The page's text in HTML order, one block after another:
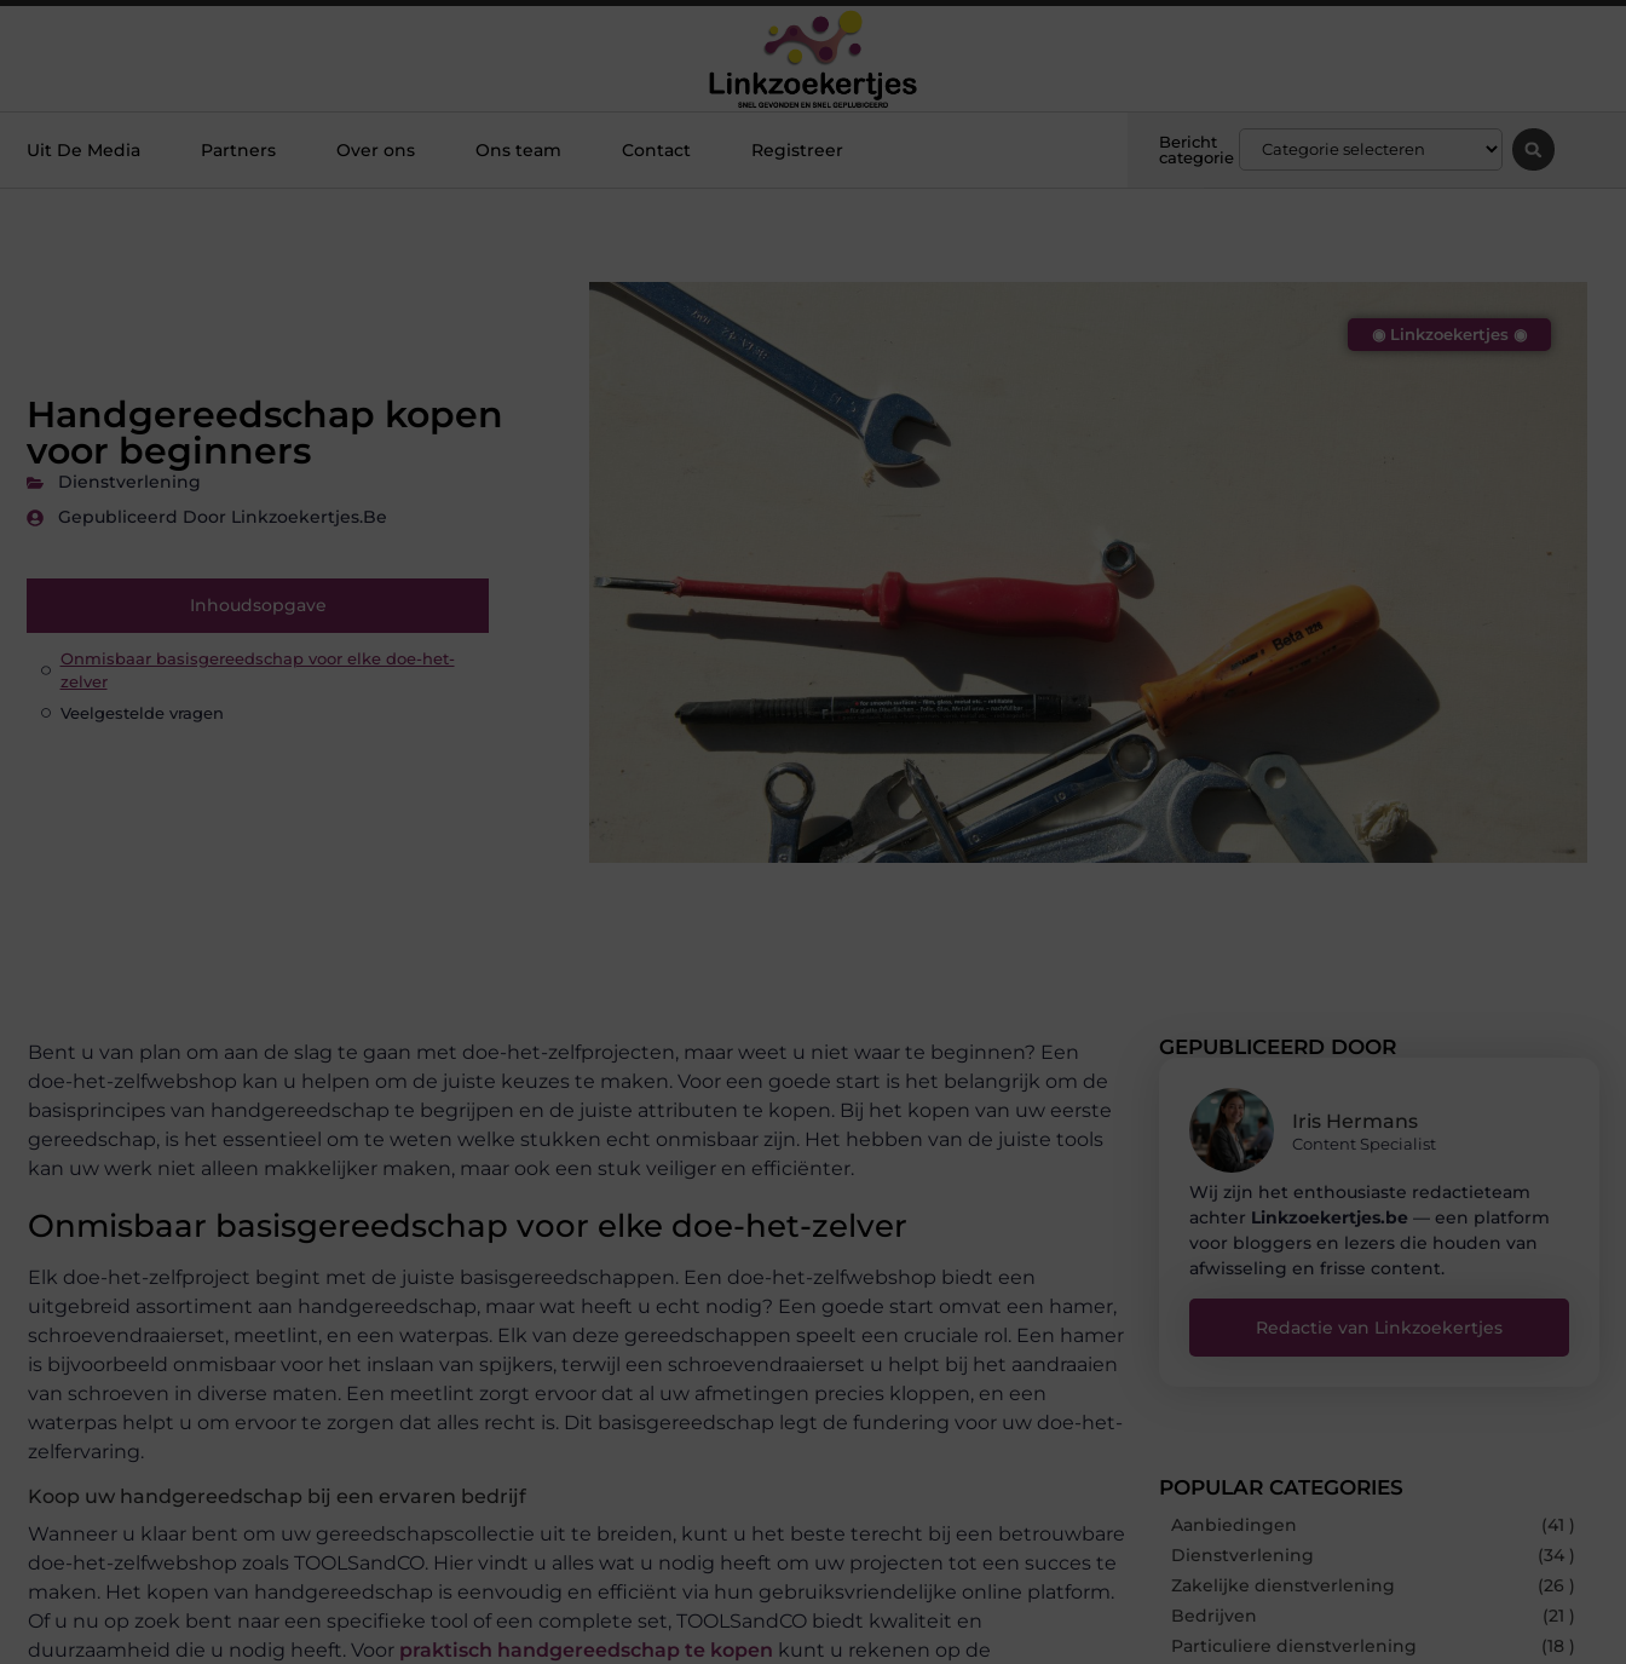
Uit De Media Partners Over ons Ons team Contact Registreer
Bericht
categorie
Handgereedschap kopen
voor beginners
Dienstverlening
Gepubliceerd Door Linkzoekertjes.be
Inhoudsopgave
Onmisbaar basisgereedschap voor elke doe-het-
zelver
Veelgestelde vragen
◉ Linkzoekertjes ◉
Bent u van plan om aan de slag te gaan met doe-het-zelfprojecten, maar weet u niet waar te beginnen? Een
doe-het-zelfwebshop kan u helpen om de juiste keuzes te maken. Voor een goede start is het belangrijk om de
basisprincipes van handgereedschap te begrijpen en de juiste attributen te kopen. Bij het kopen van uw eerste
gereedschap, is het essentieel om te weten welke stukken echt onmisbaar zijn. Het hebben van de juiste tools
kan uw werk niet alleen makkelijker maken, maar ook een stuk veiliger en efficiënter.
Onmisbaar basisgereedschap voor elke doe-het-zelver
Elk doe-het-zelfproject begint met de juiste basisgereedschappen. Een doe-het-zelfwebshop biedt een
uitgebreid assortiment aan handgereedschap, maar wat heeft u echt nodig? Een goede start omvat een hamer,
schroevendraaierset, meetlint, en een waterpas. Elk van deze gereedschappen speelt een cruciale rol. Een hamer
is bijvoorbeeld onmisbaar voor het inslaan van spijkers, terwijl een schroevendraaierset u helpt bij het aandraaien
van schroeven in diverse maten. Een meetlint zorgt ervoor dat al uw afmetingen precies kloppen, en een
waterpas helpt u om ervoor te zorgen dat alles recht is. Dit basisgereedschap legt de fundering voor uw doe-het-
zelfervaring.
Koop uw handgereedschap bij een ervaren bedrijf
Wanneer u klaar bent om uw gereedschapscollectie uit te breiden, kunt u het beste terecht bij een betrouwbare
doe-het-zelfwebshop zoals TOOLSandCO. Hier vindt u alles wat u nodig heeft om uw projecten tot een succes te
maken. Het kopen van handgereedschap is eenvoudig en efficiënt via hun gebruiksvriendelijke online platform.
Of u nu op zoek bent naar een specifieke tool of een complete set, TOOLSandCO biedt kwaliteit en
duurzaamheid die u nodig heeft. Voor praktisch handgereedschap te kopen kunt u rekenen op de
GEPUBLICEERD DOOR
Iris Hermans
Content Specialist
Wij zijn het enthousiaste redactieteam
achter Linkzoekertjes.be — een platform
voor bloggers en lezers die houden van
afwisseling en frisse content.
Redactie van Linkzoekertjes
POPULAR CATEGORIES
Aanbiedingen
(41 )
Dienstverlening
(34 )
Zakelijke dienstverlening
(26 )
Bedrijven
(21 )
Particuliere dienstverlening
(18 )